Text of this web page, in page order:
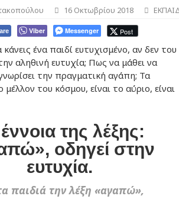
16 Οκτωβρίου 2018
Viber Messenger Post
ένα παιδί ευτυχισμένο, αν δεν του
αληθινή ευτυχία; Πως να μάθει να
την πραγματική αγάπη; Τα
μέλλον του κόσμου, είναι το αύριο, είναι
της λέξης:
οδηγεί στην
ευτυχία.
παιδιά την λέξη «αγαπώ»,